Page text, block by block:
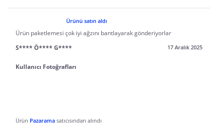
Ürünü satın aldı
Ürün paketlemesi çok iyi ağzını bantlayarak gönderiyorlar
S**** Ö**** G****
17 Aralık 2025
Kullanıcı Fotoğrafları
Ürün Pazarama satıcısından alındı